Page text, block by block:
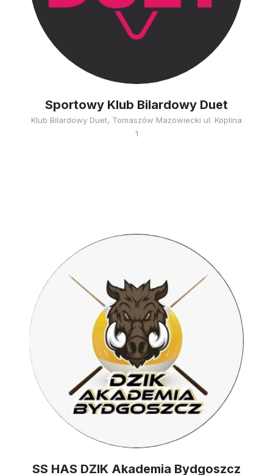
Sportowy Klub Bilardowy Duet
Klub Bilardowy Duet, Tomaszów Mazowiecki ul. Koplina
1
SS HAS DZIK Akademia Bydgoszcz